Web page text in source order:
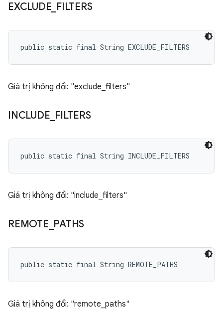
EXCLUDE FILTERS
public static final String EXCLUDE_FILTERS
Giá trị không đổi: "exclude_filters"
INCLUDE FILTERS
public static final String INCLUDE_FILTERS
Giá trị không đổi: "include_filters"
REMOTE PATHS
public static final String REMOTE_PATHS
Giá trị không đổi: "remote_paths"